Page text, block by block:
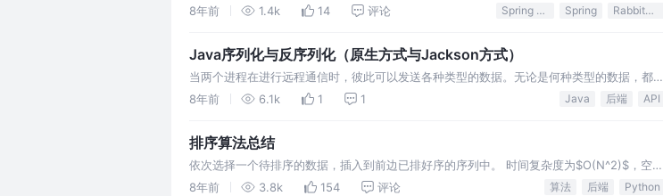
Guide中文翻译 -《Spring Boot参考指南》---说明：本文档翻译的版本：1.4.1.RELEASE。
8年前 1.4k 14 评论 Spring Boot Spring RabbitMQ
Java序列化与反序列化（原生方式与Jackson方式）
当两个进程在进行远程通信时，彼此可以发送各种类型的数据。无论是何种类型的数据，都会
以二进制序列的形式在网络上传送。发送方需要把这个Java对象转换为字节序列，才能在网
种。一种是Java原生以流…
8年前 6.1k 1 1 Java 后端 API
排序算法总结
依次选择一个待排序的数据，插入到前边已排好序的序列中。 时间复杂度为$O(N^2)$，空间
复杂度为$O(1)$。算法是稳定的，比较次数和交换次数都与初始序列有关。 直接插入排序每
8年前 3.8k 154 评论 算法 后端 Python